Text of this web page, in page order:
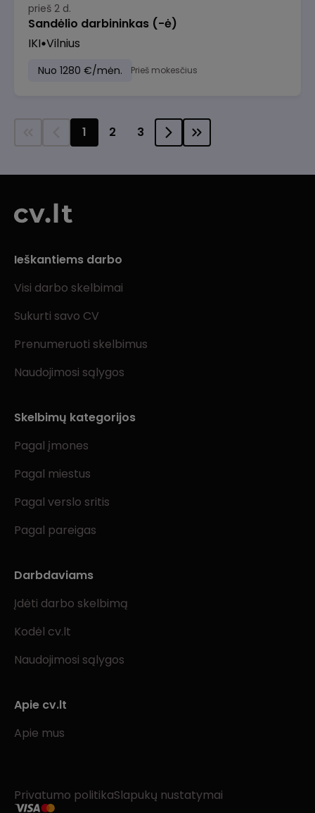
prieš 2 d.
Sandėlio darbininkas (-ė)
IKI Vilnius
Nuo 1280 €/mėn. Prieš mokesčius
1 2 3
Ieškantiems darbo
Visi darbo skelbimai
Sukurti savo CV
Prenumeruoti skelbimus
Naudojimosi sąlygos
Skelbimų kategorijos
Pagal įmones
Pagal miestus
Pagal verslo sritis
Pagal pareigas
Darbdaviams
Įdėti darbo skelbimą
Kodėl cv.lt
Naudojimosi sąlygos
Apie cv.lt
Apie mus
Privatumo politikaSlapukų nustatymai